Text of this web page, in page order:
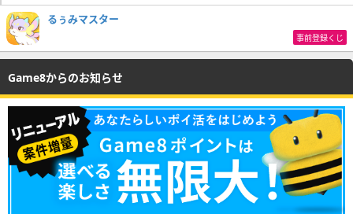
るぅみマスター
事前登録くじ
Game8からのお知らせ